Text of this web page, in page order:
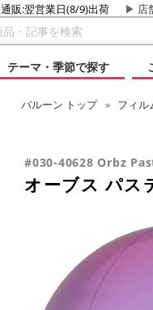
通販:翌営業日(8/9)出荷 店
テーマ・季節で探す
バルーン トップ フィル
#030-40628 Orbz
オーブス パス